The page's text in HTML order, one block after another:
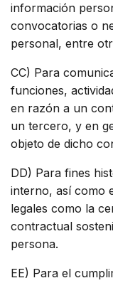
información
convocatorias o
personal, entre
CC) Para
funciones,
en razón a un
un tercero, y en
objeto de dicho
DD) Para fines
interno, así como
legales como la
contractual
persona.
EE) Para el